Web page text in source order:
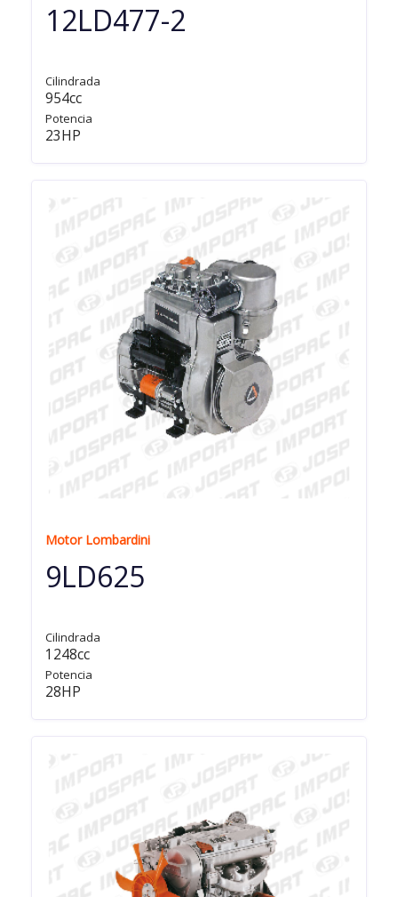
12LD477-2
Cilindrada
954cc
Potencia
23HP
Motor Lombardini
9LD625
Cilindrada
1248cc
Potencia
28HP